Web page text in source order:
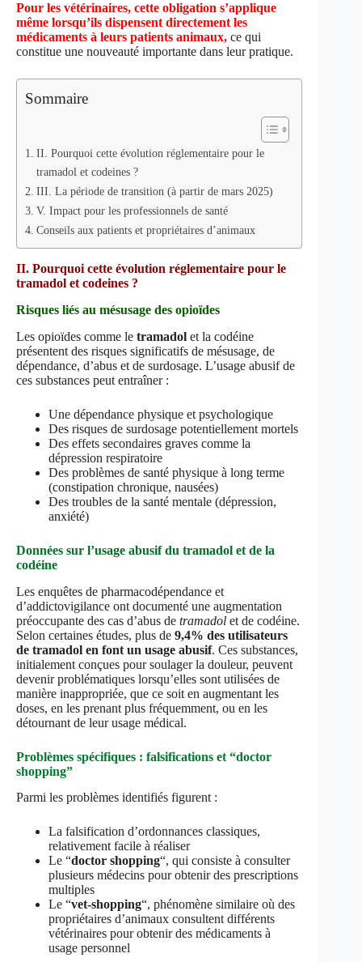
Pour les vétérinaires, cette obligation s’applique
même lorsqu’ils dispensent directement les
médicaments à leurs patients animaux, ce qui
constitue une nouveauté importante dans leur pratique.
Sommaire
II. Pourquoi cette évolution réglementaire pour le
tramadol et codeines ?
III. La période de transition (à partir de mars 2025)
V. Impact pour les professionnels de santé
Conseils aux patients et propriétaires d’animaux
II. Pourquoi cette évolution réglementaire pour le
tramadol et codeines ?
Risques liés au mésusage des opioïdes
Les opioïdes comme le tramadol et la codéine
présentent des risques significatifs de mésusage, de
dépendance, d’abus et de surdosage. L’usage abusif de
ces substances peut entraîner :
Une dépendance physique et psychologique
Des risques de surdosage potentiellement mortels
Des effets secondaires graves comme la
dépression respiratoire
Des problèmes de santé physique à long terme
(constipation chronique, nausées)
Des troubles de la santé mentale (dépression,
anxiété)
Données sur l’usage abusif du tramadol et de la
codéine
Les enquêtes de pharmacodépendance et
d’addictovigilance ont documenté une augmentation
préoccupante des cas d’abus de tramadol et de codéine.
Selon certaines études, plus de 9,4% des utilisateurs
de tramadol en font un usage abusif. Ces substances,
initialement conçues pour soulager la douleur, peuvent
devenir problématiques lorsqu’elles sont utilisées de
manière inappropriée, que ce soit en augmentant les
doses, en les prenant plus fréquemment, ou en les
détournant de leur usage médical.
Problèmes spécifiques : falsifications et “doctor
shopping”
Parmi les problèmes identifiés figurent :
La falsification d’ordonnances classiques,
relativement facile à réaliser
Le “doctor shopping“, qui consiste à consulter
plusieurs médecins pour obtenir des prescriptions
multiples
Le “vet-shopping“, phénomène similaire où des
propriétaires d’animaux consultent différents
vétérinaires pour obtenir des médicaments à
usage personnel